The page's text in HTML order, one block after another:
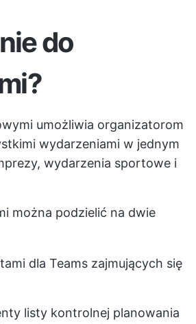
do
umożliwia organizatorom
wydarzeniami w jednym
wydarzenia sportowe i
można podzielić na dwie
dla Teams zajmujących się
listy kontrolnej planowania